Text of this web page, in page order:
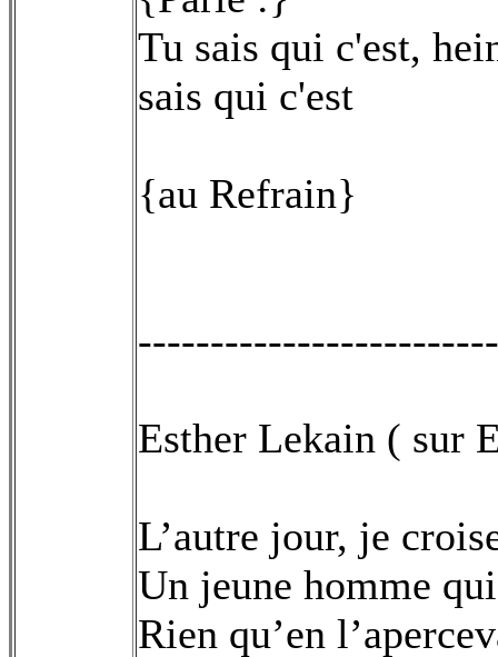
Tu sais qui c'est,
sais qui c'est
{au Refrain}
Esther Lekain ( sur
L’autre jour, je
Un jeune homme
Rien qu’en